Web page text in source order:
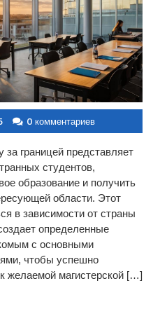
0 комментариев
за границей представляет
студентов,
образование и получить
области. Этот
в зависимости от страны
определенные
с основными
чтобы успешно
желаемой магистерской […]